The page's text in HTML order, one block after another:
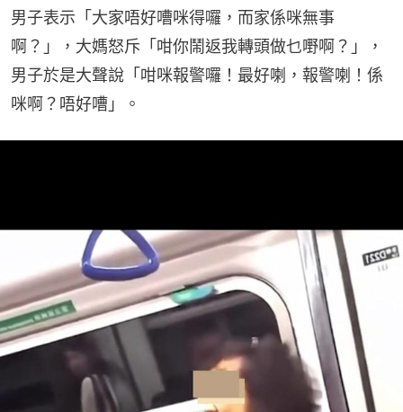
男子表示「大家唔好嘈咪得囉，而家係咪無事
啊？」，大媽怒斥「咁你鬧返我轉頭做乜嘢啊？」，
男子於是大聲說「咁咪報警囉！最好喇，報警喇！係
咪啊？唔好嘈」。